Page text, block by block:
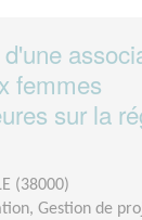
femmes
sur la
(38000)
Gestion de